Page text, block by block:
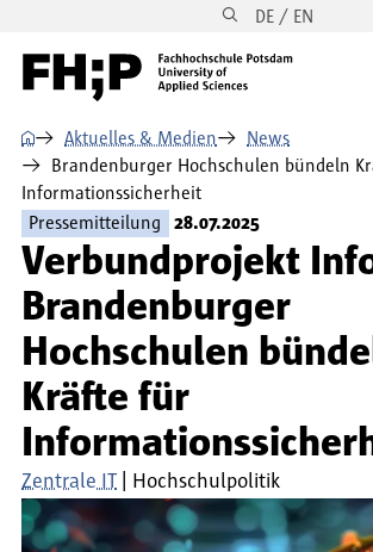
Direkt zur Hauptnavigation DE / EN
⌂ Aktuelles & Medien
News
Brandenburger Hochschulen bündeln
Informationssicherheit
Pressemitteilung
28.07.2025
Verbundprojekt
Brandenburger
Hochschulen
Kräfte für
Zentrale IT Hochschulpolitik